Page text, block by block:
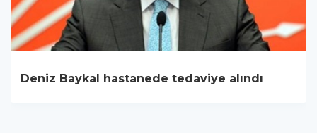
Deniz Baykal hastanede tedaviye alındı